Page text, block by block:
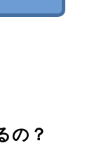
の？